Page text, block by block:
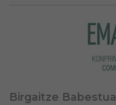
Birgaitze Babestua